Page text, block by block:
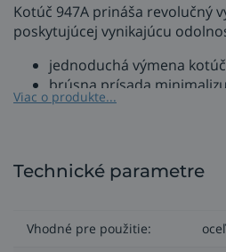
Kotúč 947A prináša revolučný
poskytujúcej vynikajúcu
jednoduchá výmena
brúsna prísada
živicový spojovací
Použitie kotúčov
ideálne na aplikácie so
Viac o produkte...
Technické parametre
Vhodné pre použitie: